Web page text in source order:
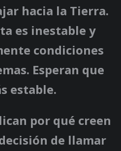
hacia la Tierra.
es inestable y
condiciones
Esperan que
estable.
por qué creen
de llamar